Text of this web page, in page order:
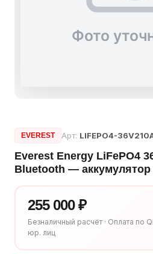
EVEREST Арт: LIFEPO4-
Everest Energy LiFePO4
Bluetooth — аккумулятор
255 000 ₽
Безналичный расчёт · Оплата по
юр. лиц